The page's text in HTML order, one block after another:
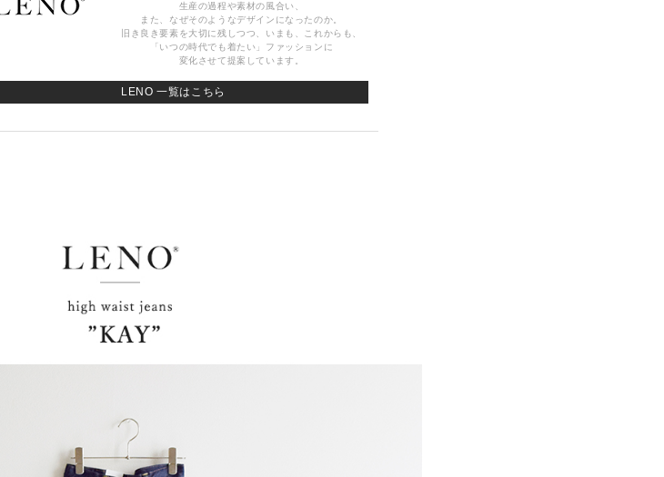
生産の過程や素材の風合い、
また、なぜそのようなデザインになったのか。
旧き良き要素を大切に残しつつ、いまも、これからも、
「いつの時代でも着たい」ファッションに
変化させて提案しています。
LENO 一覧はこちら